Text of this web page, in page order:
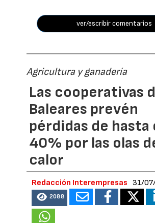
ver/escribir comentarios
Agricultura y ganadería
Las cooperativas
Baleares prevén
pérdidas de hasta
40% por las olas
calor
Redacción Interempresas 31/
2088